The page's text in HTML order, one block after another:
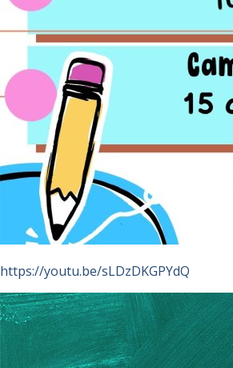
https://youtu.be/sLDzDKGPYdQ